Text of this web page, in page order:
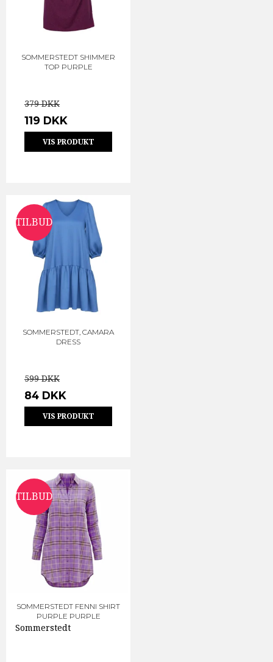
SOMMERSTEDT SHIMMER
TOP PURPLE
379 DKK
119 DKK
VIS PRODUKT
TILBUD
SOMMERSTEDT, CAMARA
DRESS
599 DKK
84 DKK
VIS PRODUKT
TILBUD
SOMMERSTEDT FENNI SHIRT
PURPLE PURPLE
Sommerstedt